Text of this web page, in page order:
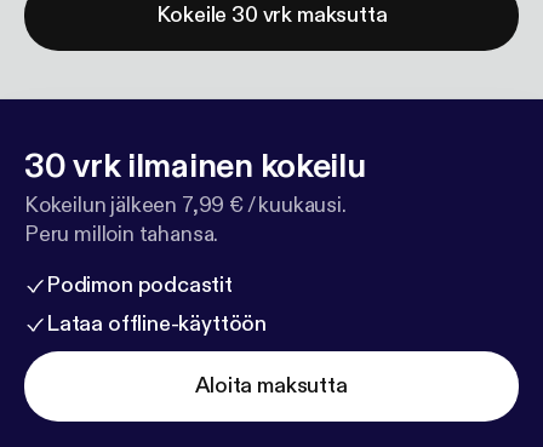
Kokeile 30 vrk maksutta
30 vrk ilmainen kokeilu
Kokeilun jälkeen 7,99 € / kuukausi.
Peru milloin tahansa.
Podimon podcastit
Lataa offline-käyttöön
Aloita maksutta